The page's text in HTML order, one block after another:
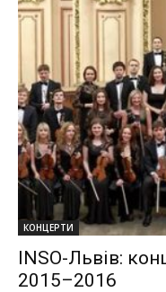
КОНЦЕРТИ
INSO-Львів:
2015–2016